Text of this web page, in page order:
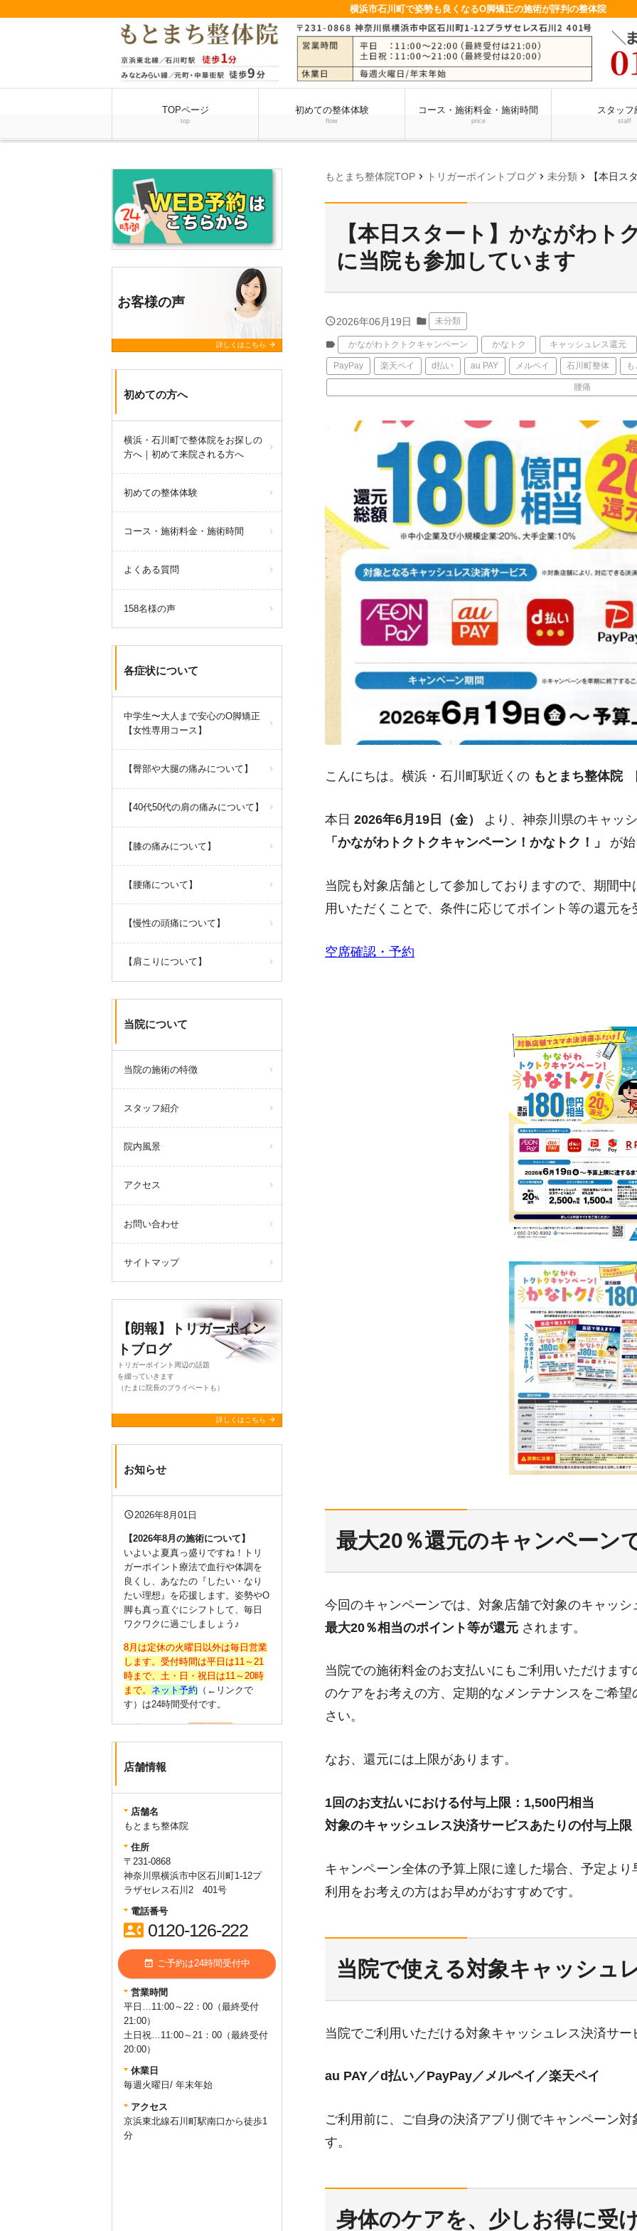
横浜市石川町で姿勢も良くなるO脚矯正の施術が評判の整体院
TOPページ
top
初めての整体体験
flow
コース・施術料金・施術時間
price
スタッフ
staff
もとまち整体院TOP chevron_right トリガーポイントブログ chevron_right 未分類 chevron_right 【本日スタ
【本日スタート】かながわト
に当院も参加しています
query_builder2026年06月19日 folder 未分類
label かながわトクトクキャンペーン かなトク キャッシュレス還元
PayPay 楽天ペイ d払い au PAY メルペイ 石川町整体
腰痛
こんにちは。横浜・石川町駅近くの もとまち整体院
本日 2026年6月19日（金）
より、神奈川県のキャッ
「かながわトクトクキャンペーン！かなトク！」
が
当院も対象店舗として参加しておりますので、期間
用いただくことで、条件に応じてポイント等の還元を
空席確認・予約
最大20％還元のキャンペーン
今回のキャンペーンでは、対象店舗で対象のキャッ
最大20％相当のポイント等が還元 されます。
当院での施術料金のお支払いにもご利用いただけま
のケアをお考えの方、定期的なメンテナンスをご希
さい。
なお、還元には上限があります。
1回のお支払いにおける付与上限：1,500円相当
対象のキャッシュレス決済サービスあたりの付与上限
キャンペーン全体の予算上限に達した場合、予定よ
利用をお考えの方はお早めがおすすめです。
当院で使える対象キャッシュ
当院でご利用いただける対象キャッシュレス決済サ
au PAY／d払い／PayPay／メルペイ／楽天ペイ
ご利用前に、ご自身の決済アプリ側でキャンペーン
す。
身体のケアを、少しお得に受
お客様の声
詳しくはこちら arrow_forward
初めての方へ
横浜・石川町で整体院をお探しの
方へ｜初めて来院される方へ
初めての整体体験
コース・施術料金・施術時間
よくある質問
158名様の声
各症状について
中学生〜大人まで安心のO脚矯正
【女性専用コース】
【臀部や大腿の痛みについて】
【40代50代の肩の痛みについて】
【膝の痛みについて】
【腰痛について】
【慢性の頭痛について】
【肩こりについて】
当院について
当院の施術の特徴
スタッフ紹介
院内風景
アクセス
お問い合わせ
サイトマップ
【朗報】トリガーポイン
トブログ
トリガーポイント周辺の話題
を綴っていきます
（たまに院長のプライベートも）
詳しくはこちら arrow_forward
お知らせ
query_builder2026年8月01日
【2026年8月の施術について】
いよいよ夏真っ盛りですね！トリ
ガーポイント療法で血行や体調を
良くし、あなたの『したい・なり
たい理想』を応援します。姿勢やО
脚も真っ直ぐにシフトして、毎日
ワクワクに過ごしましょう♪
8月は定休の火曜日以外は毎日営業
します。受付時間は平日は11～21
時まで、土・日・祝日は11～20時
まで。 ネット予約 （←リンクで
す）は24時間受付です。
☆今のうちからО脚の矯正（←リン
クです）をあなたも始めません
学生にも好評をいただいておりま
☆氣持ちよく施術を受けていただ
けるよう、清潔なお着替えを無料
はクレジットカード・交通系IC・
QRコード決済も可能
にお申し付けください。
query_builder2025年11月13日
店舗情報
店舗名
もとまち整体院
住所
〒231-0868
神奈川県横浜市中区石川町1-12プ
ラザセレス石川2 401号
電話番号
contact_phone 0120-126-222
event_available ご予約は24時間受付中
営業時間
平日…11:00～22：00（最終受付
21:00）
土日祝…11:00～21：00（最終受付
20:00）
休業日
毎週火曜日/ 年末年始
アクセス
京浜東北線石川町駅南口から徒歩1
分